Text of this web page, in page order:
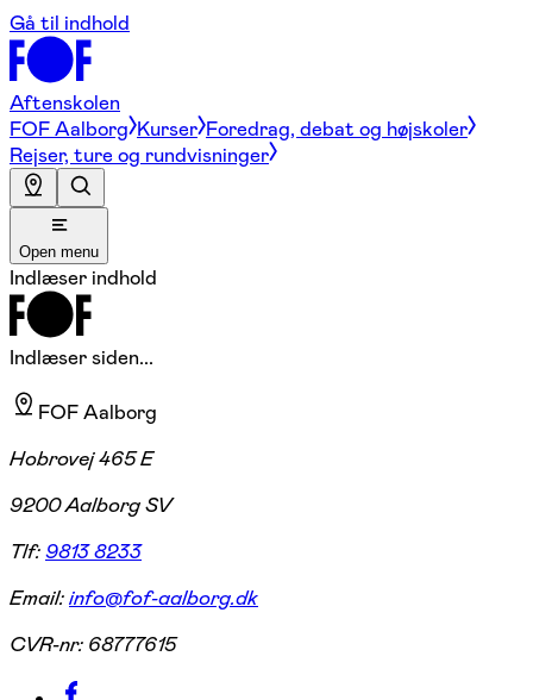
Gå til indhold
Aftenskolen
FOF Aalborg Kurser Foredrag, debat og højskoler
Rejser, ture og rundvisninger
Open menu
Indlæser indhold
Indlæser siden...
FOF Aalborg
Hobrovej 465 E
9200 Aalborg SV
Tlf:9813 8233
Email:info@fof-aalborg.dk
CVR-nr: 68777615